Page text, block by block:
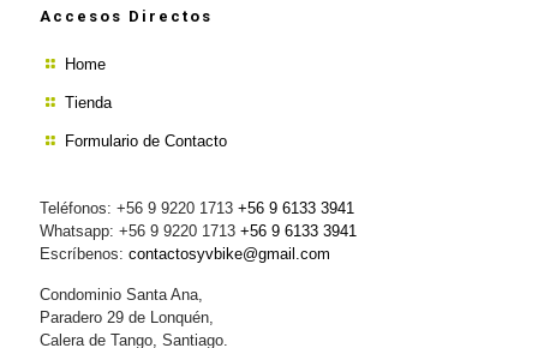
Accesos Directos
Home
Tienda
Formulario de Contacto
Teléfonos: +56 9 9220 1713 +56 9 6133 3941
Whatsapp: +56 9 9220 1713 +56 9 6133 3941
Escríbenos: contactosyvbike@gmail.com
Condominio Santa Ana,
Paradero 29 de Lonquén,
Calera de Tango, Santiago.